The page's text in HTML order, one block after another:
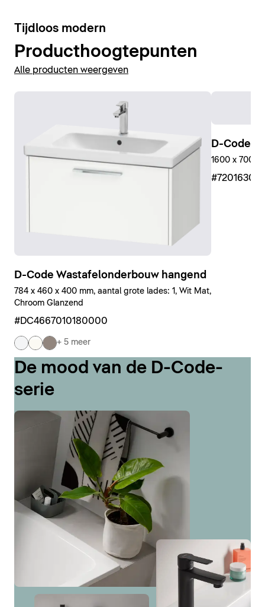
10
Tijdloos modern
Producthoogtepunten
Alle producten weergeven
D-Code Wastafelonderbouw hangend
784 x 460 x 400 mm, aantal grote lades: 1, Wit Mat,
Chroom Glanzend
#DC4667010180000
+ 5 meer
D-Code
1600 x 700
De mood van de D-Code-
serie